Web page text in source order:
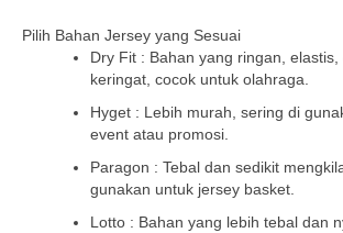
Pilih Bahan Jersey yang Sesuai
Dry Fit : Bahan yang ringan,
keringat, cocok untuk olahraga.
Hyget : Lebih murah, sering di
event atau promosi.
Paragon : Tebal dan sedikit
gunakan untuk jersey basket.
Lotto : Bahan yang lebih tebal dan